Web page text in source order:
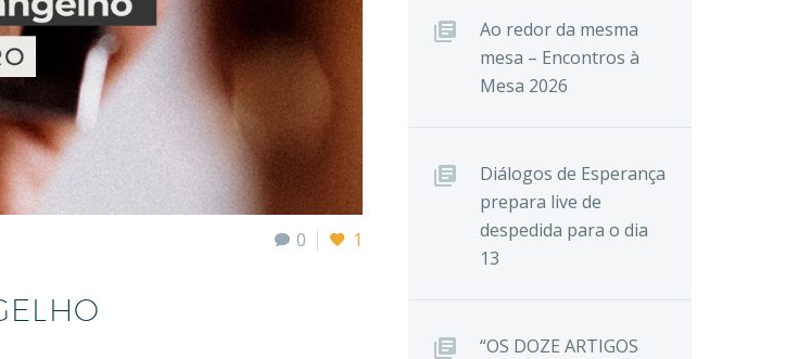
0 1
Ao redor da mesma
mesa – Encontros à
Mesa 2026
Diálogos de Esperança
prepara live de
despedida para o dia
13
“OS DOZE ARTIGOS